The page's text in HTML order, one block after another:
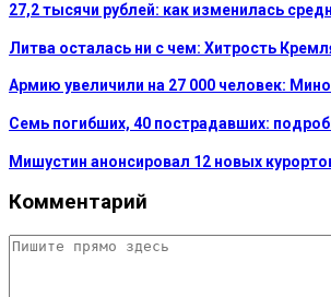
27,2 тысячи рублей: как изменилась
Литва осталась ни с чем: Хитрость
Армию увеличили на 27 000 человек:
Семь погибших, 40 пострадавших:
Мишустин анонсировал 12 новых
Комментарий